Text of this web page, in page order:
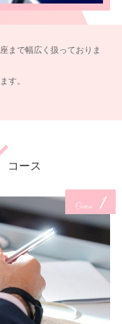
まで幅広く扱っておりま
す。
コース
Course 1